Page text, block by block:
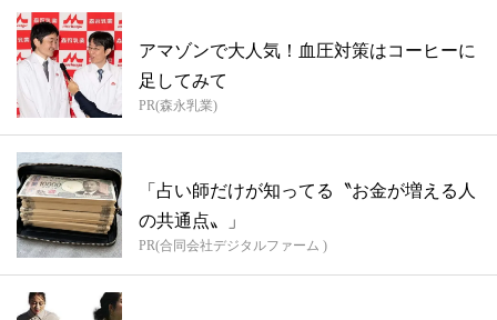
アマゾンで大人気！血圧対策はコーヒーに
足してみて
PR(森永乳業)
「占い師だけが知ってる〝お金が増える人
の共通点〟」
PR(合同会社デジタルファーム )